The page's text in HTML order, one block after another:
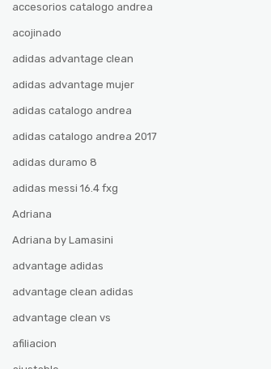
accesorios catalogo andrea
acojinado
adidas advantage clean
adidas advantage mujer
adidas catalogo andrea
adidas catalogo andrea 2017
adidas duramo 8
adidas messi 16.4 fxg
Adriana
Adriana by Lamasini
advantage adidas
advantage clean adidas
advantage clean vs
afiliacion